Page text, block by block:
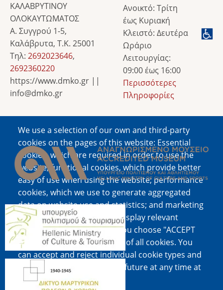
Θυσίας
απάντηση
σύγχρονο
ναζισμό»
We use a selection of our own and third-party
cookies on the pages of this website: Essential
cookies, which are required in order to use the
website; functional cookies, which provide better
easy of use when using the website; performance
cookies, which we use to generate aggregated
data on website use and statistics; and marketing
cookies, which are used to display relevant
content and advertising. If you choose "ACCEPT
ALL", you consent to the use of all cookies. You
can accept and reject individual cookie types and
revoke your consent for the future at any time at
"Settings".
ΚΑΛΑΒΡΥΤΙΝΟΥ
ΟΛΟΚΑΥΤΩΜΑΤΟΣ
Α. Συγγρού 1-5,
Καλάβρυτα, Τ.Κ. 25001
Τηλ: 2692023646,
2692360220
https://www.dmko.gr ||
info@dmko.gr
Ανοικτό: Τρίτη
έως Κυριακή
Κλειστό: Δευτέρα
Ωράριο
Λειτουργίας:
09:00 έως 16:00
Περισσότερες
Πληροφορίες
Image
Image
Image